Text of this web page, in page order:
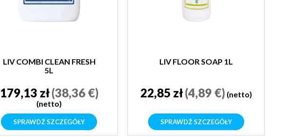
LIV COMBI CLEAN FRESH
5L
179,13 zł(38,36 €)
(netto)
SPRAWDŹ SZCZEGÓŁY
LIV FLOOR SOAP 1L
22,85 zł(4,89 €) (netto)
SPRAWDŹ SZCZEGÓŁY